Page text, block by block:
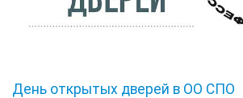
День открытых дверей в ОО СПО